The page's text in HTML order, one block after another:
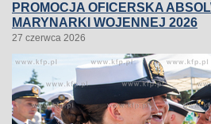
PROMOCJA OFICERSKA
MARYNARKI WOJENNEJ 2026
27 czerwca 2026